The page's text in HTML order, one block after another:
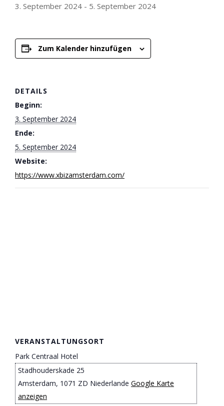
3. September 2024 - 5. September 2024
Zum Kalender hinzufügen
DETAILS
Beginn:
3. September 2024
Ende:
5. September 2024
Website:
https://www.xbizamsterdam.com/
VERANSTALTUNGSORT
Park Centraal Hotel
Stadhouderskade 25
Amsterdam, 1071 ZD Niederlande Google Karte
anzeigen